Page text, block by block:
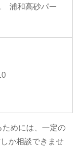
浦和高砂パー
めには、一定の
か相談できませ